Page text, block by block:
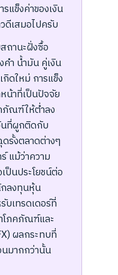
รแข็งค่าของเงิน
ดีเสมอไปครับ
ถานะฝั่งซื้อ
ำ น้ำมัน คู่เงิน
ดใหม่ การแข็ง
น้าที่เป็นปัจจัย
ภัณฑ์ให้ต่ำลง
นที่ผูกติดกับ
รั้งตลาดต่างๆ
แม้ว่าความ
ป็นประโยชน์ต่อ
ลงทุนหุ้น
บเทรดเดอร์ที่
โภคภัณฑ์และ
ผลกระทบที่
มากกว่านั้น